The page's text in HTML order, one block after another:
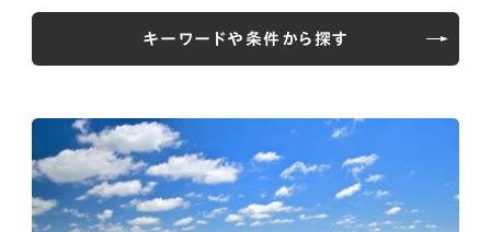
キーワードや条件から探す